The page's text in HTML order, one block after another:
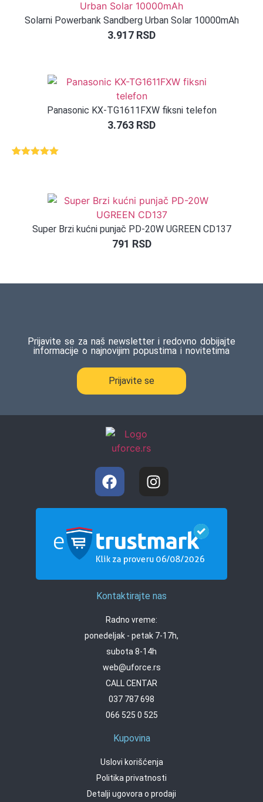
Solarni Powerbank Sandberg Urban Solar 10000mAh
3.917 RSD
Panasonic KX-TG1611FXW fiksni telefon
3.763 RSD
Super Brzi kućni punjač PD-20W UGREEN CD137
791 RSD
Prijavite se za naš newsletter i redovno dobijajte
informacije o najnovijim popustima i novitetima
Prijavite se
Kontaktirajte nas
Radno vreme:
ponedeljak - petak 7-17h,
subota 8-14h
web@uforce.rs
CALL CENTAR
037 787 698
066 525 0 525
Kupovina
Uslovi korišćenja
Politika privatnosti
Detalji ugovora o prodaji